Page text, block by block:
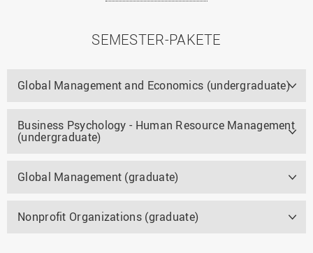
SEMESTER-PAKETE
Global Management and Economics (undergraduate)
Business Psychology - Human Resource Management
(undergraduate)
Global Management (graduate)
Nonprofit Organizations (graduate)